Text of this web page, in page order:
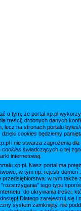
o tym, że portal xp.pl
treści) drobnych danych
lecz na stronach portalu
dzięki cookies będziemy
i nie stwarza zagrożenia
cookies świadczących o tej
internetowej.
xp.pl. Nasz portal ma
w tym np. rejestr
w tym
tego typu
do ukrywania treści,
Dlatego zarejestruj się
system zamknięty, nie